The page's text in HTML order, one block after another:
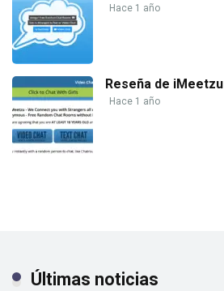
Hace 1 año
Reseña de iMeetzu
Hace 1 año
Últimas noticias